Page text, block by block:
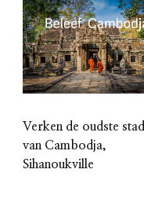
Verken de oudste stad
van Cambodja,
Sihanoukville